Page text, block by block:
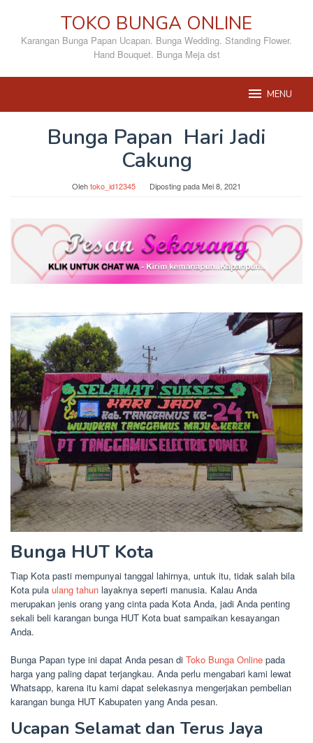
konten
TOKO BUNGA ONLINE
Karangan Bunga Papan Ucapan. Bunga Wedding. Standing Flower.
Hand Bouquet. Bunga Meja dst
MENU
Bunga Papan Hari Jadi
Cakung
Olehtoko_id12345 Diposting padaMei 8, 2021
Bunga HUT Kota
Tiap Kota pasti mempunyai tanggal lahirnya, untuk itu, tidak salah bila
Kota pula ulang tahun layaknya seperti manusia. Kalau Anda
merupakan jenis orang yang cinta pada Kota Anda, jadi Anda penting
sekali beli karangan bunga HUT Kota buat sampaikan kesayangan
Anda.
Bunga Papan type ini dapat Anda pesan di Toko Bunga Online pada
harga yang paling dapat terjangkau. Anda perlu mengabari kami lewat
Whatsapp, karena itu kami dapat selekasnya mengerjakan pembelian
karangan bunga HUT Kabupaten yang Anda pesan.
Ucapan Selamat dan Terus Jaya